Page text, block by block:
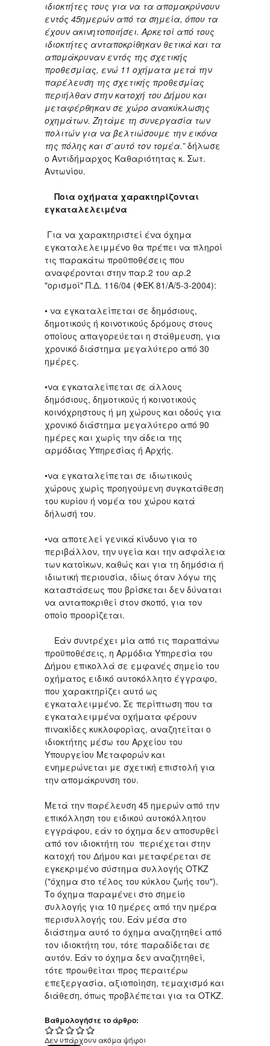
ιδιοκτήτες τους για να τα απομακρύνουν
εντός 45ημερών από τα σημεία, όπου τα
έχουν ακινητοποιήσει. Αρκετοί από τους
ιδιοκτήτες ανταποκρίθηκαν θετικά και τα
απομάκρυναν εντός της σχετικής
προθεσμίας, ενώ 11 οχήματα μετά την
παρέλευση της σχετικής προθεσμίας
περιήλθαν στην κατοχή του Δήμου και
μεταφέρθηκαν σε χώρο ανακύκλωσης
οχημάτων. Ζητάμε τη συνεργασία των
πολιτών για να βελτιώσουμε την εικόνα
της πόλης και σ΄αυτό τον τομέα.”δήλωσε
ο Αντιδήμαρχος Καθαριότητας κ. Σωτ.
Αντωνίου.
Ποια οχήματα χαρακτηρίζονται
εγκαταλελειμένα
Για να χαρακτηριστεί ένα όχημα
εγκαταλελειμμένο θα πρέπει να πληροί
τις παρακάτω προϋποθέσεις που
αναφέρονται στην παρ.2 του αρ.2
"ορισμοί" Π.Δ. 116/04 (ΦΕΚ 81/Α/5-3-2004):
• να εγκαταλείπεται σε δημόσιους,
δημοτικούς ή κοινοτικούς δρόμους στους
οποίους απαγορεύεται η στάθμευση, για
χρονικό διάστημα μεγαλύτερο από 30
ημέρες.
•να εγκαταλείπεται σε άλλους
δημόσιους, δημοτικούς ή κοινοτικούς
κοινόχρηστους ή μη χώρους και οδούς για
χρονικό διάστημα μεγαλύτερο από 90
ημέρες και χωρίς την άδεια της
αρμόδιας Υπηρεσίας ή Αρχής.
•να εγκαταλείπεται σε ιδιωτικούς
χώρους χωρίς προηγούμενη συγκατάθεση
του κυρίου ή νομέα του χώρου κατά
δήλωσή του.
•να αποτελεί γενικά κίνδυνο για το
περιβάλλον, την υγεία και την ασφάλεια
των κατοίκων, καθώς και για τη δημόσια ή
ιδιωτική περιουσία, ιδίως όταν λόγω της
καταστάσεως που βρίσκεται δεν δύναται
να ανταποκριθεί στον σκοπό, για τον
οποίο προορίζεται.
Εάν συντρέχει μία από τις παραπάνω
προϋποθέσεις, η Αρμόδια Υπηρεσία του
Δήμου επικολλά σε εμφανές σημείο του
οχήματος ειδικό αυτοκόλλητο έγγραφο,
που χαρακτηρίζει αυτό ως
εγκαταλειμμένο. Σε περίπτωση που τα
εγκαταλειμμένα οχήματα φέρουν
πινακίδες κυκλοφορίας, αναζητείται ο
ιδιοκτήτης μέσω του Αρχείου του
Υπουργείου Μεταφορών και
ενημερώνεται με σχετική επιστολή για
την απομάκρυνση του.
Μετά την παρέλευση 45 ημερών από την
επικόλληση του ειδικού αυτοκόλλητου
εγγράφου, εάν το όχημα δεν αποσυρθεί
από τον ιδιοκτήτη του περιέχεται στην
κατοχή του Δήμου και μεταφέρεται σε
εγκεκριμένο σύστημα συλλογής ΟΤΚΖ
("όχημα στο τέλος του κύκλου ζωής του").
Το όχημα παραμένει στο σημείο
συλλογής για 10 ημέρες από την ημέρα
περισυλλογής του. Εάν μέσα στο
διάστημα αυτό το όχημα αναζητηθεί από
τον ιδιοκτήτη του, τότε παραδίδεται σε
αυτόν. Εάν το όχημα δεν αναζητηθεί,
τότε προωθείται προς περαιτέρω
επεξεργασία, αξιοποίηση, τεμαχισμό και
διάθεση, όπως προβλέπεται για τα ΟΤΚΖ.
Βαθμολογήστε το άρθρο:
Δεν υπάρχουν ακόμα ψήφοι